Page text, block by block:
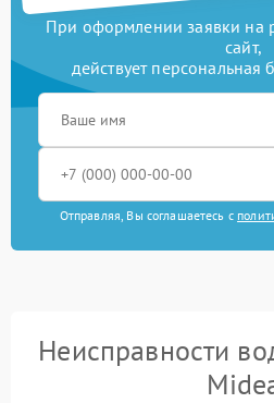
При оформлении заявки на
сайт,
действует персональная
Отправляя, Вы соглашаетесь с
Неисправности